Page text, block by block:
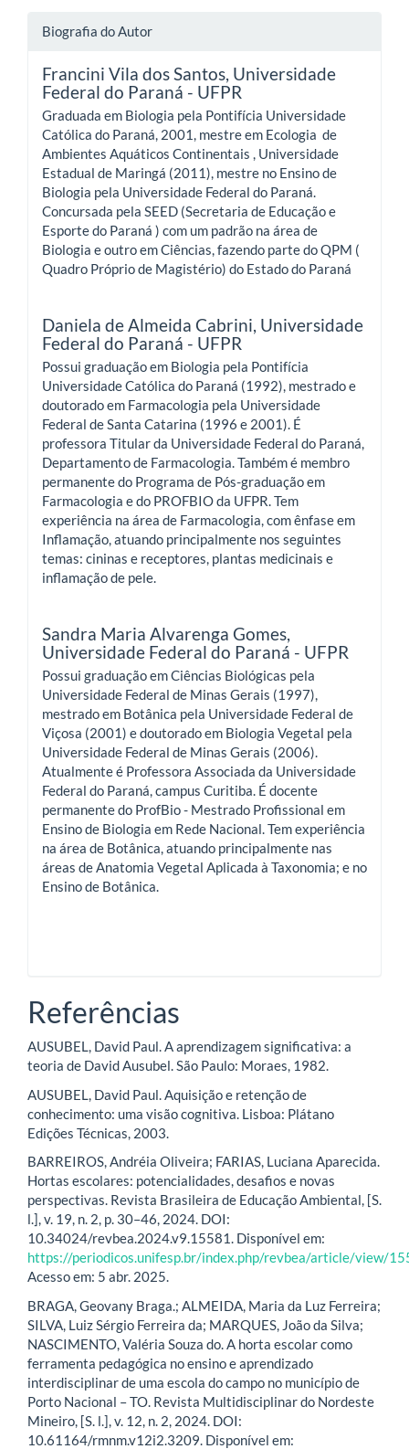
Biografia do Autor
Francini Vila dos Santos, Universidade
Federal do Paraná - UFPR
Graduada em Biologia pela Pontifícia Universidade
Católica do Paraná, 2001, mestre em Ecologia de
Ambientes Aquáticos Continentais , Universidade
Estadual de Maringá (2011), mestre no Ensino de
Biologia pela Universidade Federal do Paraná.
Concursada pela SEED (Secretaria de Educação e
Esporte do Paraná ) com um padrão na área de
Biologia e outro em Ciências, fazendo parte do QPM (
Quadro Próprio de Magistério) do Estado do Paraná
Daniela de Almeida Cabrini, Universidade
Federal do Paraná - UFPR
Possui graduação em Biologia pela Pontifícia
Universidade Católica do Paraná (1992), mestrado e
doutorado em Farmacologia pela Universidade
Federal de Santa Catarina (1996 e 2001). É
professora Titular da Universidade Federal do Paraná,
Departamento de Farmacologia. Também é membro
permanente do Programa de Pós-graduação em
Farmacologia e do PROFBIO da UFPR. Tem
experiência na área de Farmacologia, com ênfase em
Inflamação, atuando principalmente nos seguintes
temas: cininas e receptores, plantas medicinais e
inflamação de pele.
Sandra Maria Alvarenga Gomes,
Universidade Federal do Paraná - UFPR
Possui graduação em Ciências Biológicas pela
Universidade Federal de Minas Gerais (1997),
mestrado em Botânica pela Universidade Federal de
Viçosa (2001) e doutorado em Biologia Vegetal pela
Universidade Federal de Minas Gerais (2006).
Atualmente é Professora Associada da Universidade
Federal do Paraná, campus Curitiba. É docente
permanente do ProfBio - Mestrado Profissional em
Ensino de Biologia em Rede Nacional. Tem experiência
na área de Botânica, atuando principalmente nas
áreas de Anatomia Vegetal Aplicada à Taxonomia; e no
Ensino de Botânica.
Referências
AUSUBEL, David Paul. A aprendizagem significativa: a
teoria de David Ausubel. São Paulo: Moraes, 1982.
AUSUBEL, David Paul. Aquisição e retenção de
conhecimento: uma visão cognitiva. Lisboa: Plátano
Edições Técnicas, 2003.
BARREIROS, Andréia Oliveira; FARIAS, Luciana Aparecida.
Hortas escolares: potencialidades, desafios e novas
perspectivas. Revista Brasileira de Educação Ambiental, [S.
l.], v. 19, n. 2, p. 30–46, 2024. DOI:
10.34024/revbea.2024.v9.15581. Disponível em:
https://periodicos.unifesp.br/index.php/revbea/article/view/
Acesso em: 5 abr. 2025.
BRAGA, Geovany Braga.; ALMEIDA, Maria da Luz Ferreira;
SILVA, Luiz Sérgio Ferreira da; MARQUES, João da Silva;
NASCIMENTO, Valéria Souza do. A horta escolar como
ferramenta pedagógica no ensino e aprendizado
interdisciplinar de uma escola do campo no município de
Porto Nacional – TO. Revista Multidisciplinar do Nordeste
Mineiro, [S. l.], v. 12, n. 2, 2024. DOI:
10.61164/rmnm.v12i2.3209. Disponível em: